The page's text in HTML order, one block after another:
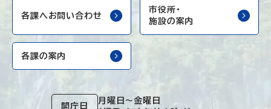
各課へお問い合わせ
市役所・
施設の案内
各課の案内
開庁日
月曜日～金曜日